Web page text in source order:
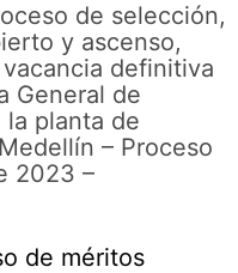
de selección,
y ascenso,
definitiva
General de
la planta de
– Proceso
2023 –
de méritos